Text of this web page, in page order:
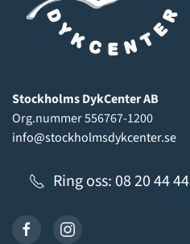
Stockholms DykCenter AB
Org.nummer 556767-1200
info@stockholmsdykcenter.se
Ring oss: 08 20 44 44